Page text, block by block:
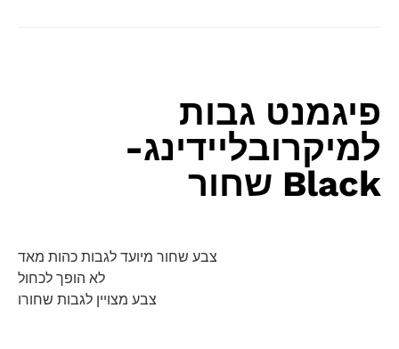
פיגמנט גבות
למיקרובליידינג-
Black שחור
צבע שחור מיועד לגבות כהות מאד
לא הופך לכחול
צבע מצויין לגבות שחורו